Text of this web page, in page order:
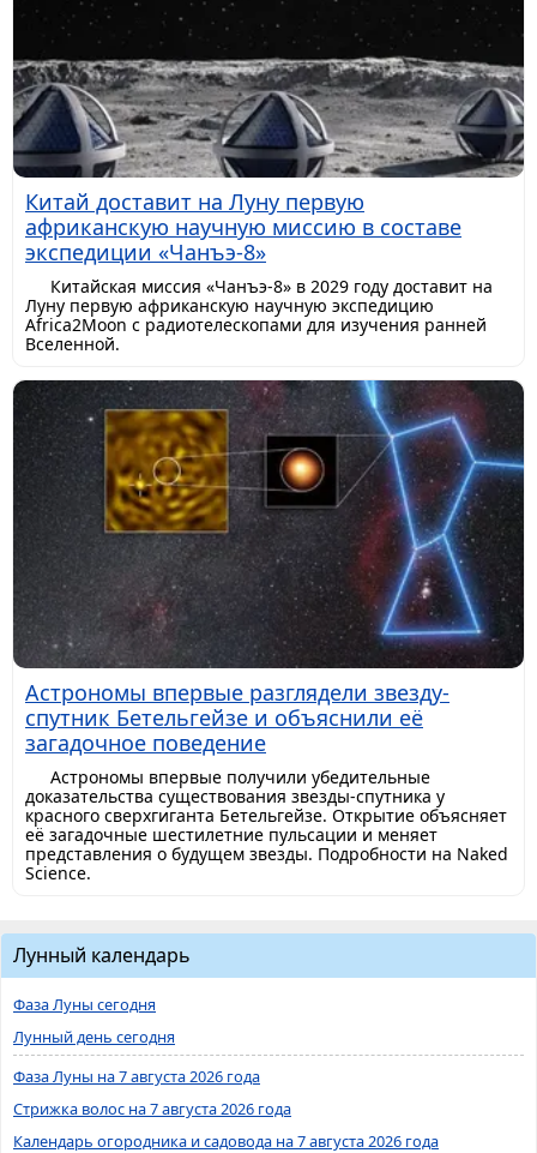
Китай доставит на Луну первую
африканскую научную миссию в составе
экспедиции «Чанъэ-8»
Китайская миссия «Чанъэ-8» в 2029 году доставит на
Луну первую африканскую научную экспедицию
Africa2Moon с радиотелескопами для изучения ранней
Вселенной.
Астрономы впервые разглядели звезду-
спутник Бетельгейзе и объяснили её
загадочное поведение
Астрономы впервые получили убедительные
доказательства существования звезды-спутника у
красного сверхгиганта Бетельгейзе. Открытие объясняет
её загадочные шестилетние пульсации и меняет
представления о будущем звезды. Подробности на Naked
Science.
Лунный календарь
Фаза Луны сегодня
Лунный день сегодня
Фаза Луны на 7 августа 2026 года
Стрижка волос на 7 августа 2026 года
Календарь огородника и садовода на 7 августа 2026 года